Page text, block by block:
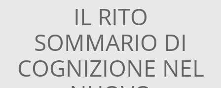
IL RITO
SOMMARIO DI
COGNIZIONE NEL